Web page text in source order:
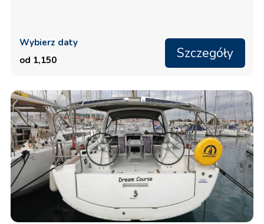
Wybierz daty
od 1,150
Szczegóły